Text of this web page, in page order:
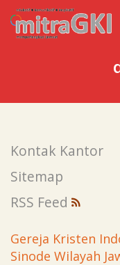
Kontak Kantor
Sitemap
RSS Feed
Gereja Kristen
Sinode Wilayah